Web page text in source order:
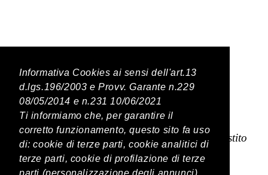
Informativa Cookies ai sensi dell'art.13
d.lgs.196/2003 e Provv. Garante n.229
08/05/2014 e n.231 10/06/2021
Ti informiamo che, per garantire il
corretto funzionamento, questo sito fa uso
di: cookie di terze parti, cookie analitici di
terze parti, cookie di profilazione di terze
parti (personalizzazione degli annunci)
PREVIOUS POST
Baccalà con crema di mandorle e porro arrostito